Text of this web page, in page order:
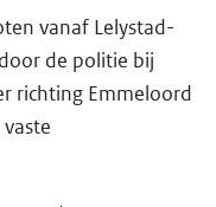
vanaf Lelystad-
de politie bij
richting Emmeloord